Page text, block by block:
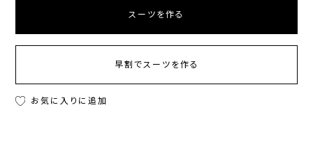
スーツを作る
早割でスーツを作る
お気に入りに追加